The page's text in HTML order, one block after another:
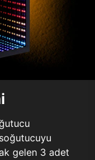
gelen 3 adet